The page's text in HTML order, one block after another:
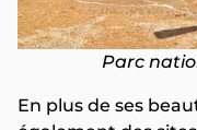
Parc
En plus de ses